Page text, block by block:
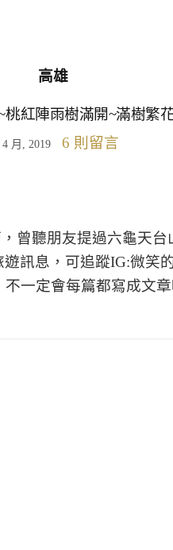
高雄
桃紅陣雨樹滿開~滿樹繁
4 月, 2019 6 則留言
曾聽朋友提過六龜天
訊息，可追蹤IG:微笑
不一定會每篇都寫成文